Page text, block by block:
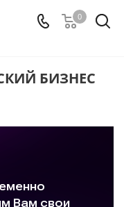
0
БИЗНЕС